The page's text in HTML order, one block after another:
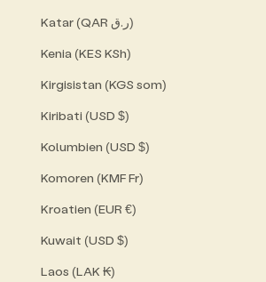
Katar (QAR ر.ق)
Kenia (KES KSh)
Kirgisistan (KGS som)
Kiribati (USD $)
Kolumbien (USD $)
Komoren (KMF Fr)
Kroatien (EUR €)
Kuwait (USD $)
Laos (LAK ₭)